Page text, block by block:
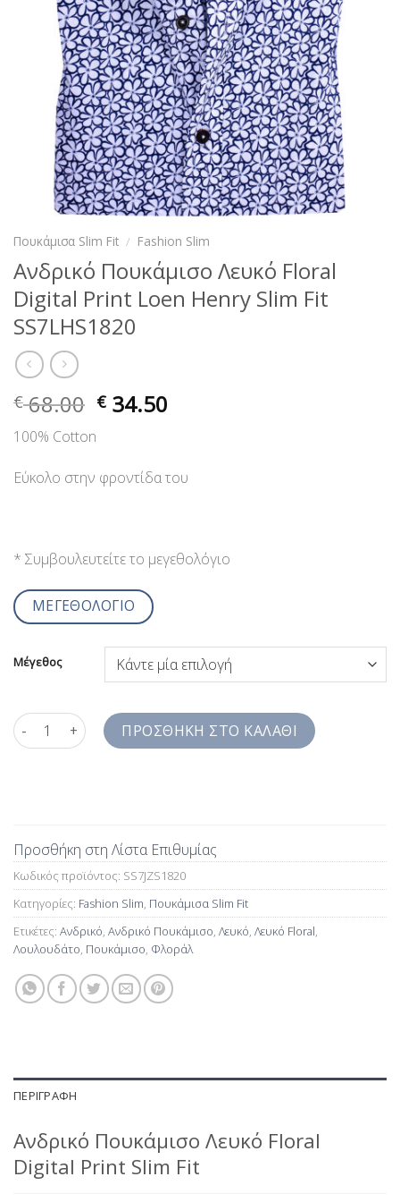
Πουκάμισα Slim Fit / Fashion Slim
Ανδρικό Πουκάμισο Λευκό Floral
Digital Print Loen Henry Slim Fit
SS7LHS1820
€68.00 € 34.50
100% Cotton
Εύκολο στην φροντίδα του
* Συμβουλευτείτε το μεγεθολόγιο
ΜΕΓΕΘΟΛΟΓΙΟ
Μέγεθος
Ανδρικό Πουκάμισο Λευκό Floral Digital Print Loen Henry Slim
ΠΡΟΣΘΉΚΗ ΣΤΟ ΚΑΛΆΘΙ
Προσθήκη στη Λίστα Επιθυμίας
Κωδικός προϊόντος: SS7JZS1820
Κατηγορίες: Fashion Slim, Πουκάμισα Slim Fit
Ετικέτες: Ανδρικό, Ανδρικό Πουκάμισο, Λευκό, Λευκό Floral,
Λουλουδάτο, Πουκάμισο, Φλοράλ
ΠΕΡΙΓΡΑΦΉ
Ανδρικό Πουκάμισο Λευκό Floral
Digital Print Slim Fit